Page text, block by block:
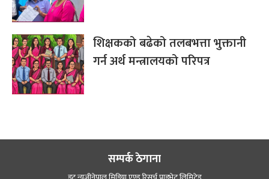
शिक्षकको बढेको तलबभत्ता भुक्तानी
गर्न अर्थ मन्त्रालयको परिपत्र
सम्पर्क ठेगाना